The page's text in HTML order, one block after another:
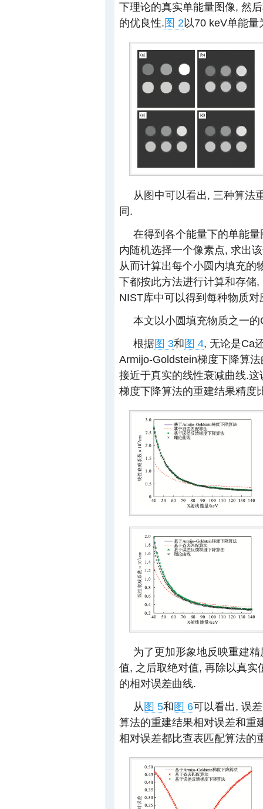
下理论的真实单能量图像, 然
的优良性.图 2以70 keV单能
从图中可以看出, 三种算法
同.
在得到各个能量下的单能
内随机选择一个像素点, 求出
从而计算出每个小圆内填充的
下都按此方法进行计算和存储
NIST库中可以得到每种物质
本文以小圆填充物质之一
根据图 3和图 4, 无论是Ca
Armijo-Goldstein梯度下降算
接近于真实的线性衰减曲线.
梯度下降算法的重建结果精度
为了更加形象地反映重建
值, 之后取绝对值, 再除以真
的相对误差曲线.
从图 5和图 6可以看出, 误
算法的重建结果相对误差和重
相对误差都比查表匹配算法的